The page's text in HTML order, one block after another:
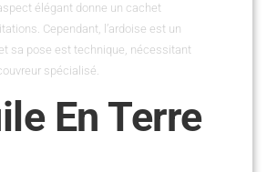
élégant donne un cachet
Cependant, l’ardoise est un
sa pose est technique, nécessitant
spécialisé.
En Terre